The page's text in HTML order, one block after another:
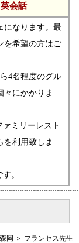
会話
になります。最
を希望の方はご
4名程度のグル
にかかりま
ミリーレスト
を利用致しま
。
岡 ＞ フランセス先生